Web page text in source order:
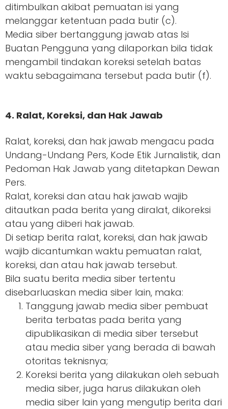
ditimbulkan akibat pemuatan isi yang
melanggar ketentuan pada butir (c).
Media siber bertanggung jawab atas Isi
Buatan Pengguna yang dilaporkan bila tidak
mengambil tindakan koreksi setelah batas
waktu sebagaimana tersebut pada butir (f).
4. Ralat, Koreksi, dan Hak Jawab
Ralat, koreksi, dan hak jawab mengacu pada
Undang-Undang Pers, Kode Etik Jurnalistik, dan
Pedoman Hak Jawab yang ditetapkan Dewan
Pers.
Ralat, koreksi dan atau hak jawab wajib
ditautkan pada berita yang diralat, dikoreksi
atau yang diberi hak jawab.
Di setiap berita ralat, koreksi, dan hak jawab
wajib dicantumkan waktu pemuatan ralat,
koreksi, dan atau hak jawab tersebut.
Bila suatu berita media siber tertentu
disebarluaskan media siber lain, maka:
Tanggung jawab media siber pembuat
berita terbatas pada berita yang
dipublikasikan di media siber tersebut
atau media siber yang berada di bawah
otoritas teknisnya;
Koreksi berita yang dilakukan oleh sebuah
media siber, juga harus dilakukan oleh
media siber lain yang mengutip berita dari